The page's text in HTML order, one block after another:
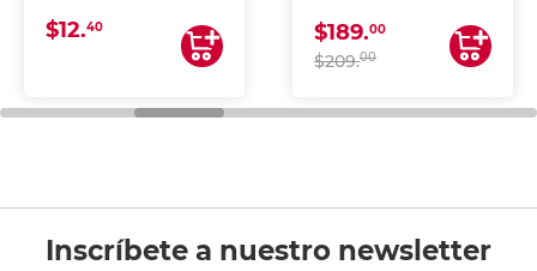
$12.40 $189.00
$209.00
Inscríbete a nuestro newsletter